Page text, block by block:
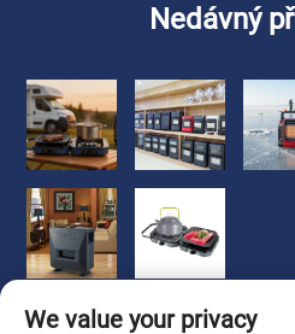
Nedávný
We value your privacy